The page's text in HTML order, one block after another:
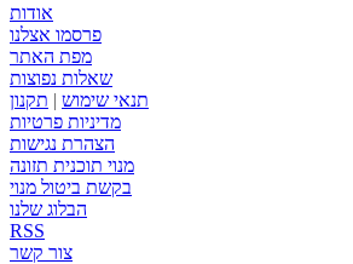
אודות
פרסמו אצלנו
מפת האתר
שאלות נפוצות
תנאי שימוש | תקנון
מדיניות פרטיות
הצהרת נגישות
מנוי תוכנית תזונה
בקשת ביטול מנוי
הבלוג שלנו
RSS
צור קשר